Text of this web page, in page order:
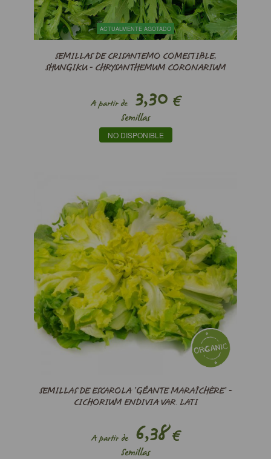
ACTUALMENTE AGOTADO
SEMILLAS DE CRISANTEMO COMESTIBLE,
SHUNGIKU - CHRYSANTHEMUM CORONARIUM
A partir de3,30 €
Semillas
NO DISPONIBLE
SEMILLAS DE ESCAROLA ’GÉANTE MARAÎCHÈRE’ -
CICHORIUM ENDIVIA VAR. LATI
A partir de6,38€
Semillas